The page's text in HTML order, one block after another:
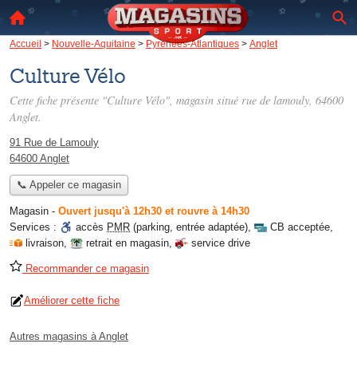
Accueil > Nouvelle-Aquitaine > Pyrénées-Atlantiques > Anglet
Culture Vélo
Cette fiche présente "Culture Vélo", magasin situé rue de lamouly, 64600
Anglet.
91 Rue de Lamouly
64600 Anglet
📞 Appeler ce magasin
Magasin - Ouvert jusqu'à 12h30 et rouvre à 14h30
Services :
accès PMR (parking, entrée adaptée), CB acceptée,
livraison, retrait en magasin, service drive
Recommander ce magasin
Améliorer cette fiche
Autres magasins à Anglet